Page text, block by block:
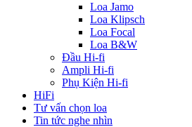
Loa Jamo
Loa Klipsch
Loa Focal
Loa B&W
Đầu Hi-fi
Ampli Hi-fi
Phụ Kiện Hi-fi
HiFi
Tư vấn chọn loa
Tin tức nghe nhìn